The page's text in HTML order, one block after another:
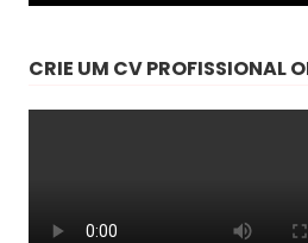
CRIE UM CV PROFISSIONAL